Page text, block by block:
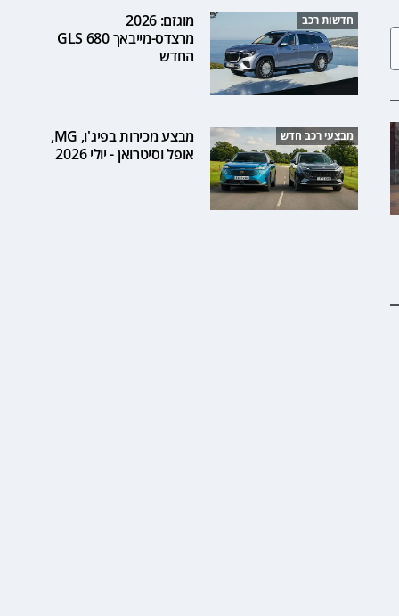
חדשות רכב
מוגזם: 2026
מרצדס-מייבאך GLS 680
החדש
מבצעי רכב חדש
מבצע מכירות בפיג'ו, MG,
אופל וסיטרואן - יולי 2026